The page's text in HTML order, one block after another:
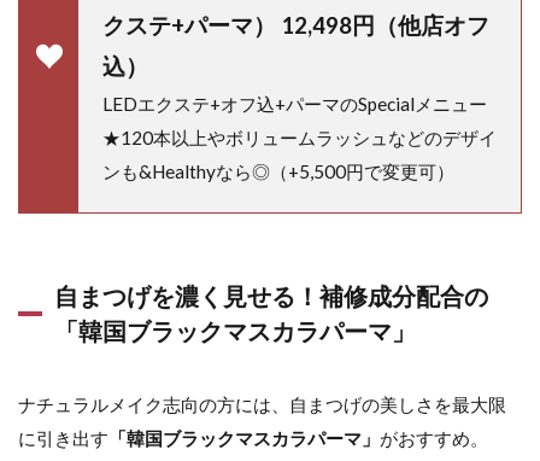
クステ+パーマ） 12,498円（他店オフ
込）
LEDエクステ+オフ込+パーマのSpecialメニュー
★120本以上やボリュームラッシュなどのデザイ
ンも&Healthyなら◎（+5,500円で変更可）
自まつげを濃く見せる！補修成分配合の
「韓国ブラックマスカラパーマ」
ナチュラルメイク志向の方には、自まつげの美しさを最大限
に引き出す 「韓国ブラックマスカラパーマ」 がおすすめ。